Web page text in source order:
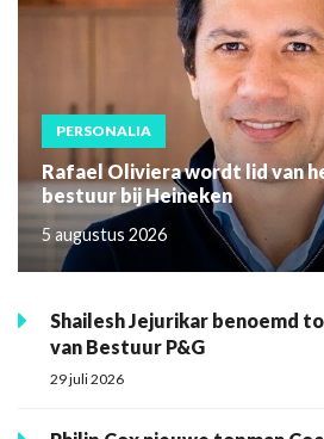
PERSONALIA
Rafael Oliviera wordt lid van
bestuur bij Heineken
5 augustus 2026
Shailesh Jejurikar benoemd
van Bestuur P&G
29 juli 2026